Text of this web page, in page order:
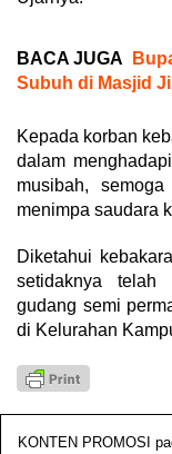
BACA JUGA
Subuh di Masjid
Kepada korban
dalam
musibah,
menimpa saudara
Diketahui
setidaknya telah
gudang semi
di Kelurahan
KONTEN PROMOSI